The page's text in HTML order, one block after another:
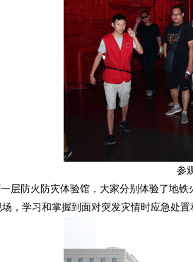
参
层防火防灾体验馆，大家分别体验了地
，学习和掌握到面对突发灾情时应急处